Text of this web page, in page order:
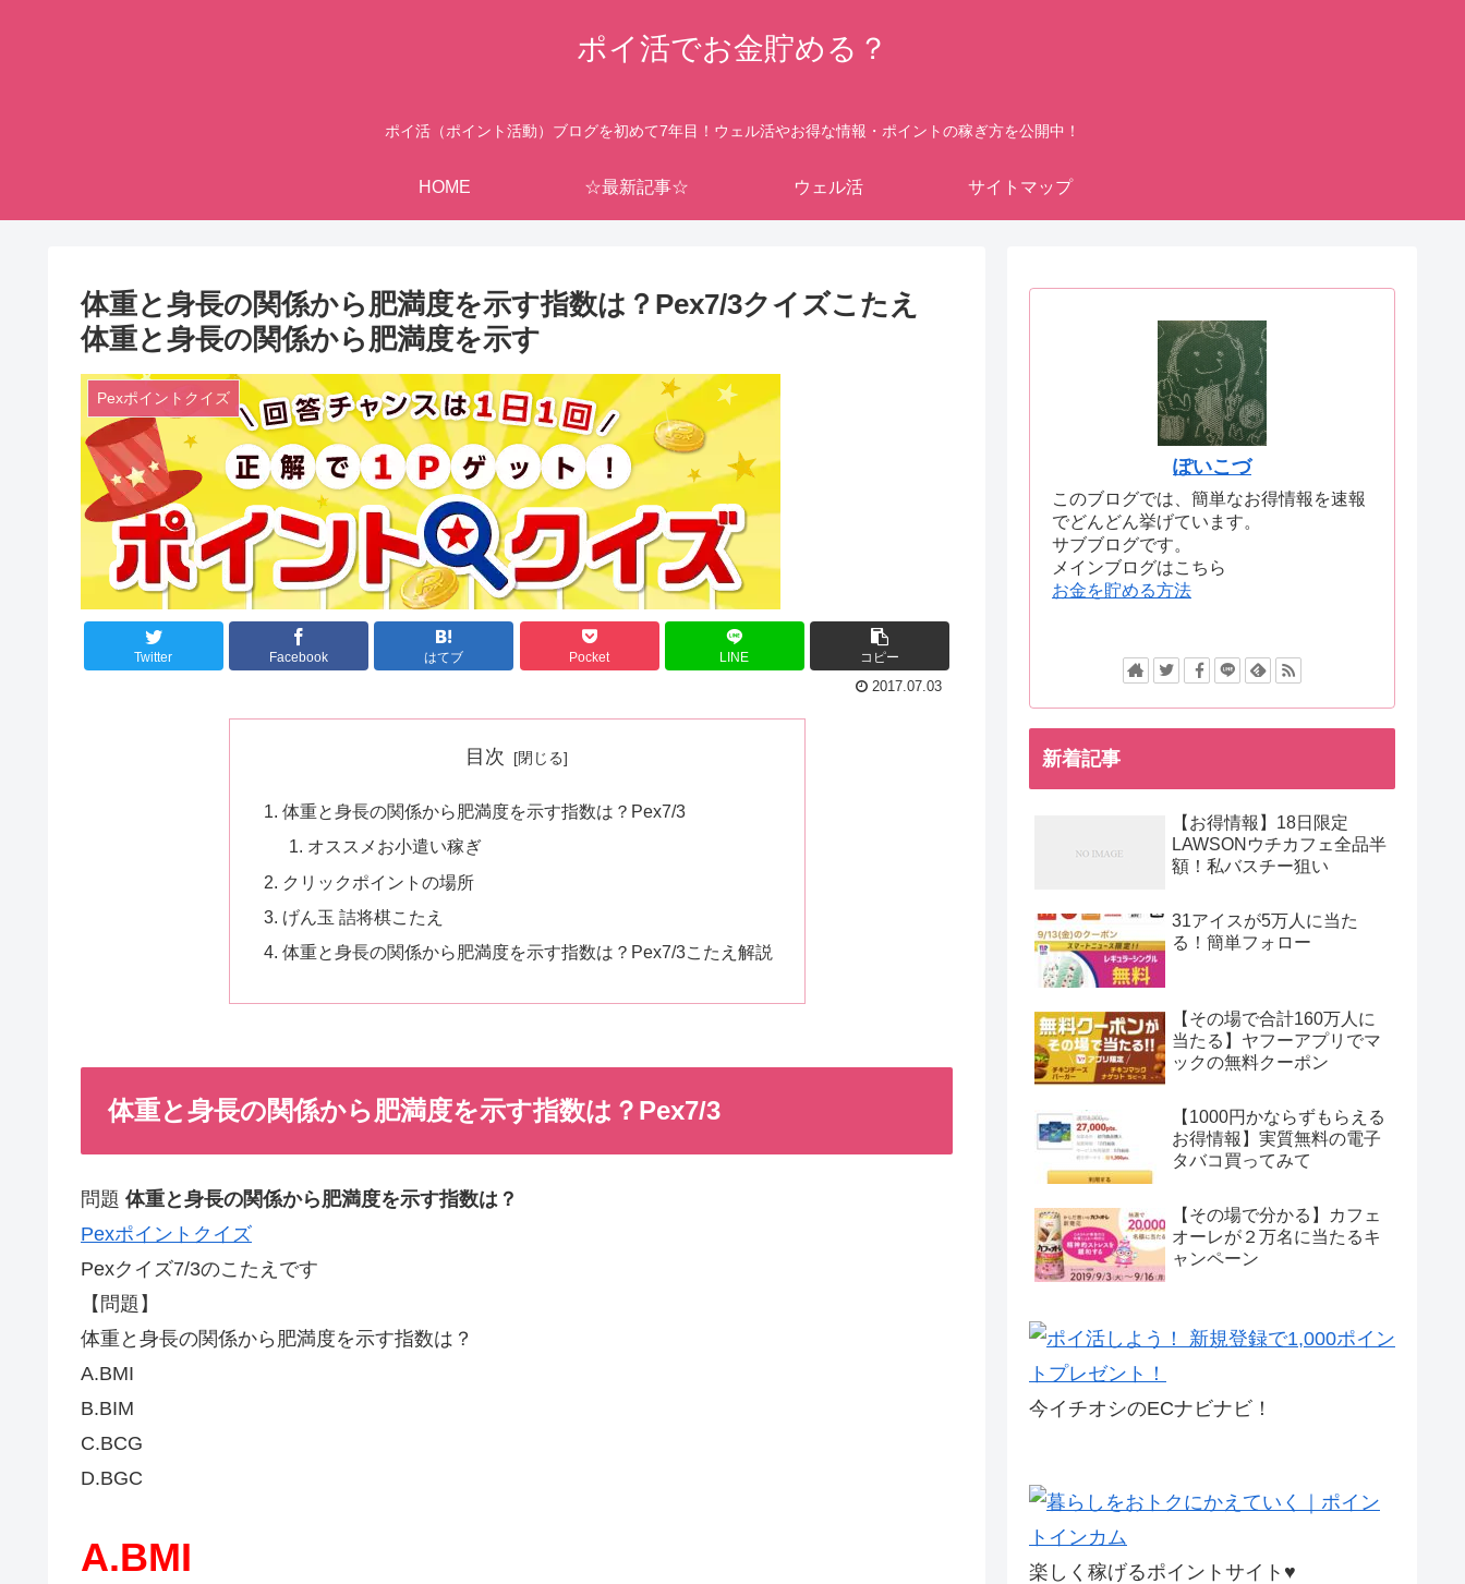
ポイ活でお金貯める？
ポイ活（ポイント活動）ブログを初めて7年目！ウェル活やお得な情報・ポイントの稼ぎ方を公開中！
HOME ☆最新記事☆ ウェル活 サイトマップ
体重と身長の関係から肥満度を示す指数は？Pex7/3クイズこたえ
体重と身長の関係から肥満度を示す
Pexポイントクイズ
Twitter Facebook はてブ Pocket LINE
コピー
2017.07.03
目次
体重と身長の関係から肥満度を示す指数は？Pex7/3
オススメお小遣い稼ぎ
クリックポイントの場所
げん玉 詰将棋こたえ
体重と身長の関係から肥満度を示す指数は？Pex7/3こたえ解説
体重と身長の関係から肥満度を示す指数は？Pex7/3
問題 体重と身長の関係から肥満度を示す指数は？
Pexポイントクイズ
Pexクイズ7/3のこたえです
【問題】
体重と身長の関係から肥満度を示す指数は？
A.BMI
B.BIM
C.BCG
D.BGC
A.BMI
ぽいこづ
このブログでは、簡単なお得情報を速報
でどんどん挙げています。
サブブログです。
メインブログはこちら
お金を貯める方法
新着記事
【お得情報】18日限定
LAWSONウチカフェ全品半
額！私バスチー狙い
31アイスが5万人に当た
る！簡単フォロー
【その場で合計160万人に
当たる】ヤフーアプリでマ
ックの無料クーポン
【1000円かならずもらえる
お得情報】実質無料の電子
タバコ買ってみて
【その場で分かる】カフェ
オーレが２万名に当たるキ
ャンペーン
今イチオシのECナビナビ！
楽しく稼げるポイントサイト♥